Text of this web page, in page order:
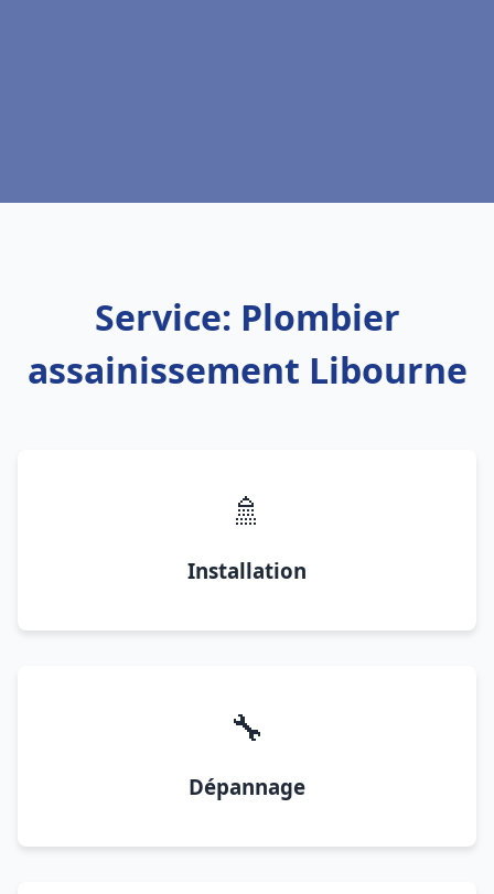
Service: Plombier
assainissement Libourne
🚿
Installation
🔧
Dépannage